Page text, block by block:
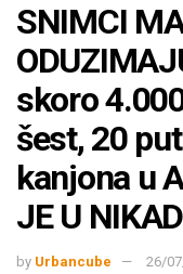
SNIMCI
skoro
šest, 20
kanjona u
JE U
by Urbancube 26/